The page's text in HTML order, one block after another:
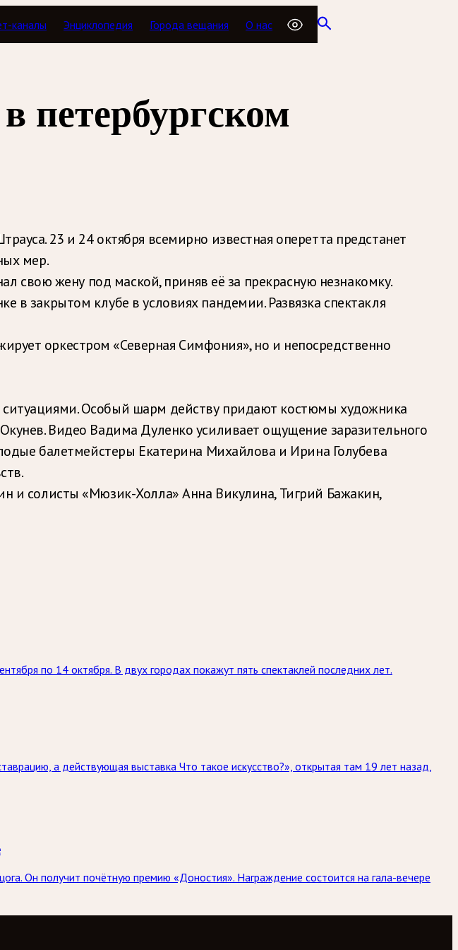
каналы Энциклопедия Города вещания О нас
петербургском
23 и 24 октября всемирно известная оперетта предстанет
мер.
свою жену под маской, приняв её за прекрасную незнакомку.
закрытом клубе в условиях пандемии. Развязка спектакля
оркестром «Северная Симфония», но и непосредственно
Особый шарм действу придают костюмы художника
Видео Вадима Дуленко усиливает ощущение заразительного
балетмейстеры Екатерина Михайлова и Ирина Голубева
и солисты «Мюзик-Холла» Анна Викулина, Тигрий Бажакин,
по 14 октября. В двух городах покажут пять спектаклей последних лет.
а действующая выставка Что такое искусство?», открытая там 19 лет назад,
Он получит почётную премию «Доностия». Награждение состоится на гала-вечере